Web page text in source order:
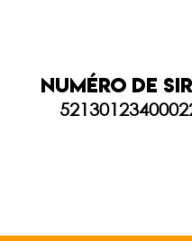
Numéro de